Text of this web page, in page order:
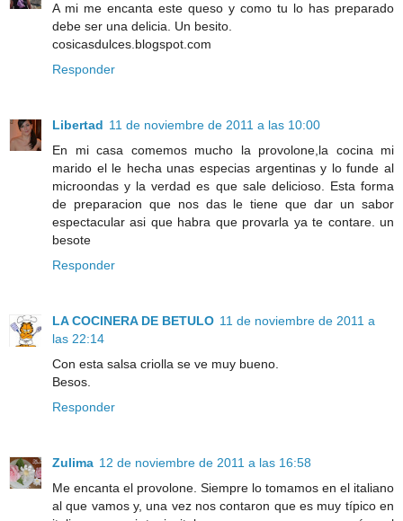
A mi me encanta este queso y como tu lo has preparado
debe ser una delicia. Un besito.
cosicasdulces.blogspot.com
Responder
Libertad 11 de noviembre de 2011 a las 10:00
En mi casa comemos mucho la provolone,la cocina mi
marido el le hecha unas especias argentinas y lo funde al
microondas y la verdad es que sale delicioso. Esta forma
de preparacion que nos das le tiene que dar un sabor
espectacular asi que habra que provarla ya te contare. un
besote
Responder
LA COCINERA DE BETULO 11 de noviembre de 2011 a
las 22:14
Con esta salsa criolla se ve muy bueno.
Besos.
Responder
Zulima 12 de noviembre de 2011 a las 16:58
Me encanta el provolone. Siempre lo tomamos en el italiano
al que vamos y, una vez nos contaron que es muy típico en